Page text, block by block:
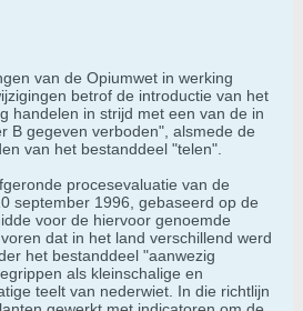
van de Opiumwet in werking
betrof de introductie van het
handelen in strijd met een van de in
B gegeven verboden", alsmede de
van het bestanddeel "telen".
procesevaluatie van de
september 1996, gebaseerd op de
voor de hiervoor genoemde
dat in het land verschillend werd
het bestanddeel "aanwezig
als kleinschalige en
teelt van nederwiet. In die richtlijn